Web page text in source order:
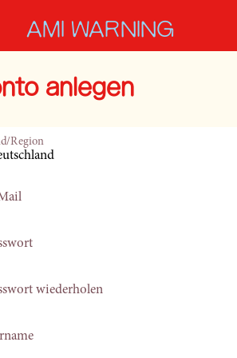
AMI WARNING
anlegen
Region
wiederholen